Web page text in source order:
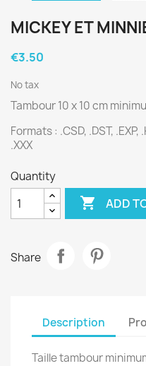
MICKEY ET
€3.50
No tax
Tambour 10 x 10 cm
Formats : .CSD, .DST, .EXP,
.XXX
Quantity
 ADD
Share
Description
Taille tambour